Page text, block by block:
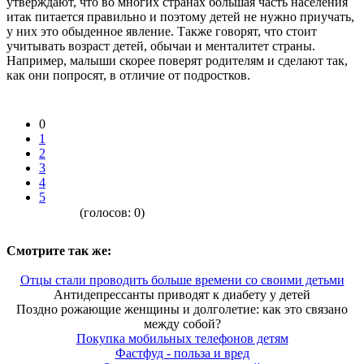
итак питается правильно и поэтому детей не нужно приучать,
у них это обыденное явление. Также говорят, что стоит
учитывать возраст детей, обычаи и менталитет страны.
Например, малыши скорее поверят родителям и сделают так,
как они попросят, в отличие от подростков.
0
1
2
3
4
5
(голосов: 0)
Смотрите так же:
Отцы стали проводить больше времени со своими детьми
Антидепрессанты приводят к диабету у детей
Поздно рожающие женщины и долголетие: как это связано
между собой?
Покупка мобильных телефонов детям
Фастфуд - польза и вред